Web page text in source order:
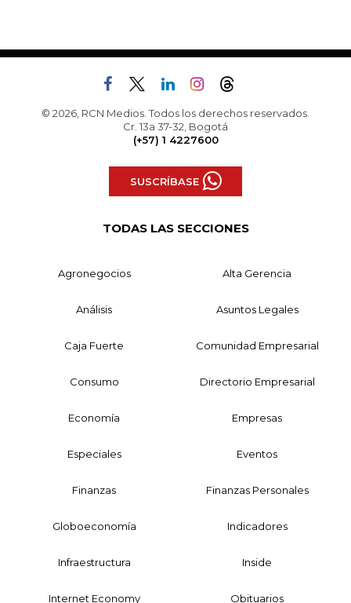
© 2026, RCN Medios. Todos los derechos reservados.
Cr. 13a 37-32, Bogotá
(+57) 1 4227600
SUSCRÍBASE
TODAS LAS SECCIONES
Agronegocios Alta Gerencia
Análisis Asuntos Legales
Caja Fuerte Comunidad Empresarial
Consumo Directorio Empresarial
Economía Empresas
Especiales Eventos
Finanzas Finanzas Personales
Globoeconomía Indicadores
Infraestructura Inside
Internet Economy Obituarios